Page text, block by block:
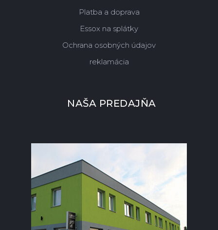
Platba a doprava
Essox na splátky
Ochrana osobných údajov
reklamácia
NAŠA PREDAJŇA